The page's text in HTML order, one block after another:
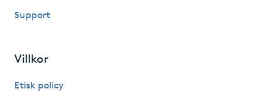
Hot Stone Massage
Hot yoga
Hudföryngring
Support
Villkor
Etisk policy